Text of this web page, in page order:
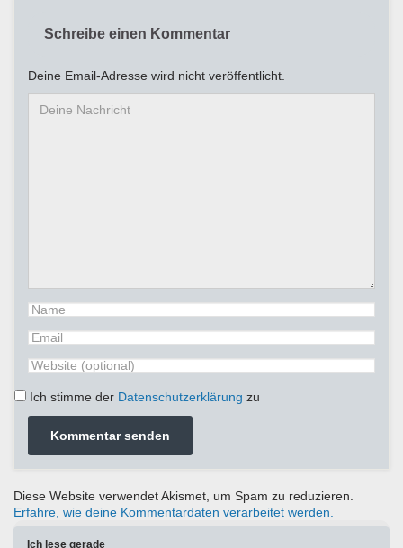
Schreibe einen Kommentar
Deine Email-Adresse wird nicht veröffentlicht.
Ich stimme der Datenschutzerklärung zu
Diese Website verwendet Akismet, um Spam zu reduzieren.
Erfahre, wie deine Kommentardaten verarbeitet werden.
Ich lese gerade